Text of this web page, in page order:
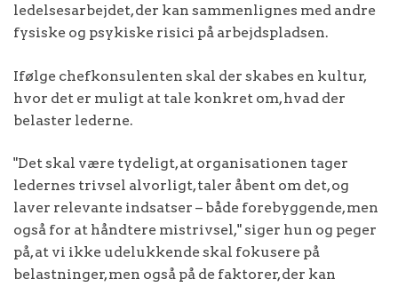
ledelsesarbejdet, der kan sammenlignes med andre
fysiske og psykiske risici på arbejdspladsen.
Ifølge chefkonsulenten skal der skabes en kultur,
hvor det er muligt at tale konkret om, hvad der
belaster lederne.
"Det skal være tydeligt, at organisationen tager
ledernes trivsel alvorligt, taler åbent om det, og
laver relevante indsatser – både forebyggende, men
også for at håndtere mistrivsel," siger hun og peger
på, at vi ikke udelukkende skal fokusere på
belastninger, men også på de faktorer, der kan